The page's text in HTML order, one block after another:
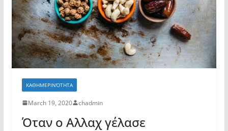
ΚΑΘΗΜΕΡΙΝΌΤΗΤΑ
March 19, 2020 chadmin
Όταν ο Αλλαχ γέλασε